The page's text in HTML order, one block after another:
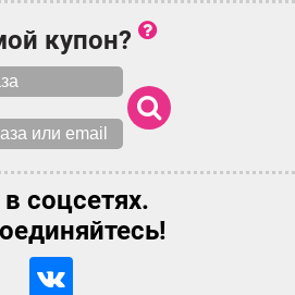
купон?
соцсетях.